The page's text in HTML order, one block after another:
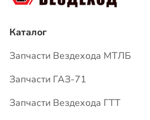
Запчасти Вездехода ГТТ